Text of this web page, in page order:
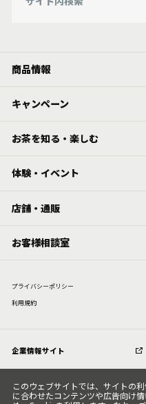
商品情報
キャンペーン
お茶を知る・楽しむ
体験・イベント
店舗・通販
お客様相談室
プライバシーポリシー
利⽤規約
企業情報サイト
このウェブサイトでは、サイトの
に合わせたコンテンツや広告向け